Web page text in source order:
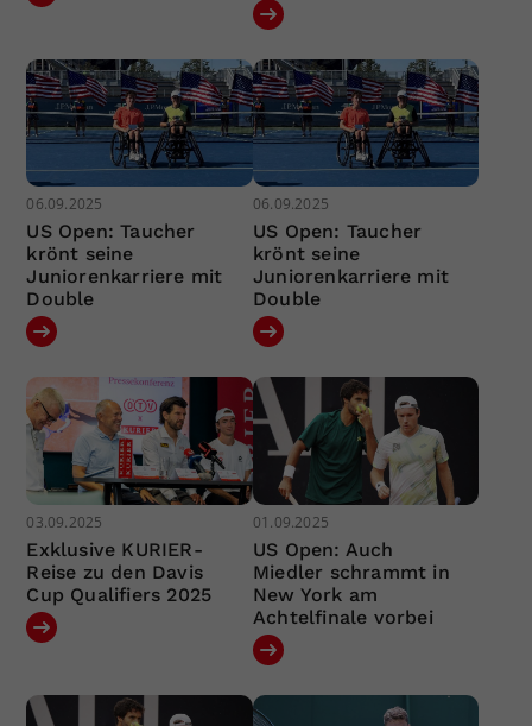
06.09.2025
US Open: Taucher
krönt seine
Juniorenkarriere mit
Double
06.09.2025
US Open: Taucher
krönt seine
Juniorenkarriere mit
Double
03.09.2025
Exklusive KURIER-
Reise zu den Davis
Cup Qualifiers 2025
01.09.2025
US Open: Auch
Miedler schrammt in
New York am
Achtelfinale vorbei